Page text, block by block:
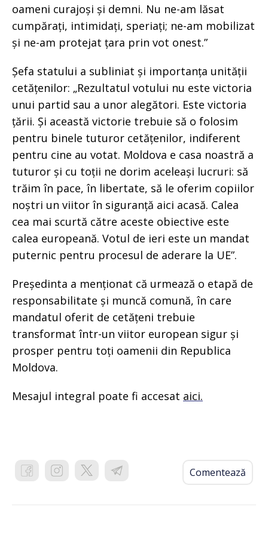
oameni curajoși și demni. Nu ne-am lăsat
cumpărați, intimidați, speriați; ne-am mobilizat
și ne-am protejat țara prin vot onest.”
Șefa statului a subliniat și importanța unității
cetățenilor: „Rezultatul votului nu este victoria
unui partid sau a unor alegători. Este victoria
țării. Și această victorie trebuie să o folosim
pentru binele tuturor cetățenilor, indiferent
pentru cine au votat. Moldova e casa noastră a
tuturor și cu toții ne dorim aceleași lucruri: să
trăim în pace, în libertate, să le oferim copiilor
noștri un viitor în siguranță aici acasă. Calea
cea mai scurtă către aceste obiective este
calea europeană. Votul de ieri este un mandat
puternic pentru procesul de aderare la UE”.
Președinta a menționat că urmează o etapă de
responsabilitate și muncă comună, în care
mandatul oferit de cetățeni trebuie
transformat într-un viitor european sigur și
prosper pentru toți oamenii din Republica
Moldova.
Mesajul integral poate fi accesat aici.
Comentează